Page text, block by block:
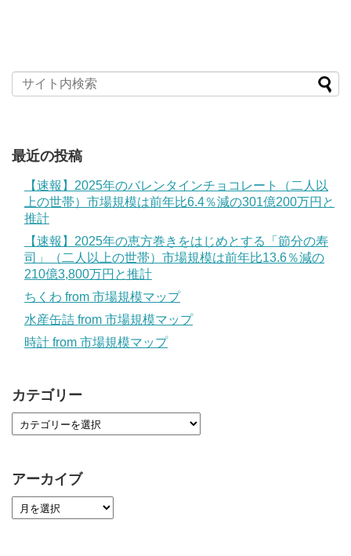
最近の投稿
【速報】2025年のバレンタインチョコレート（二人以
上の世帯）市場規模は前年比6.4％減の301億200万円と
推計
【速報】2025年の恵方巻きをはじめとする「節分の寿
司」（二人以上の世帯）市場規模は前年比13.6％減の
210億3,800万円と推計
ちくわ from 市場規模マップ
水産缶詰 from 市場規模マップ
時計 from 市場規模マップ
カテゴリー
アーカイブ